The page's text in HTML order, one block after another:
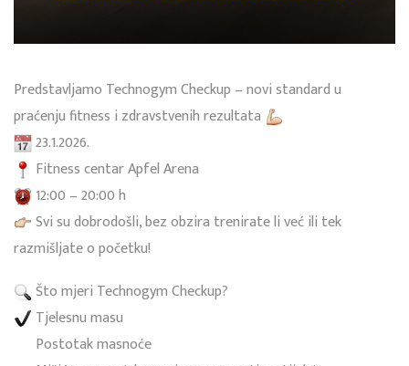
Predstavljamo Technogym Checkup – novi standard u
praćenju fitness i zdravstvenih rezultata
23.1.2026.
Fitness centar Apfel Arena
12:00 – 20:00 h
Svi su dobrodošli, bez obzira trenirate li već ili tek
razmišljate o početku!
Što mjeri Technogym Checkup?
Tjelesnu masu
Postotak masnoće